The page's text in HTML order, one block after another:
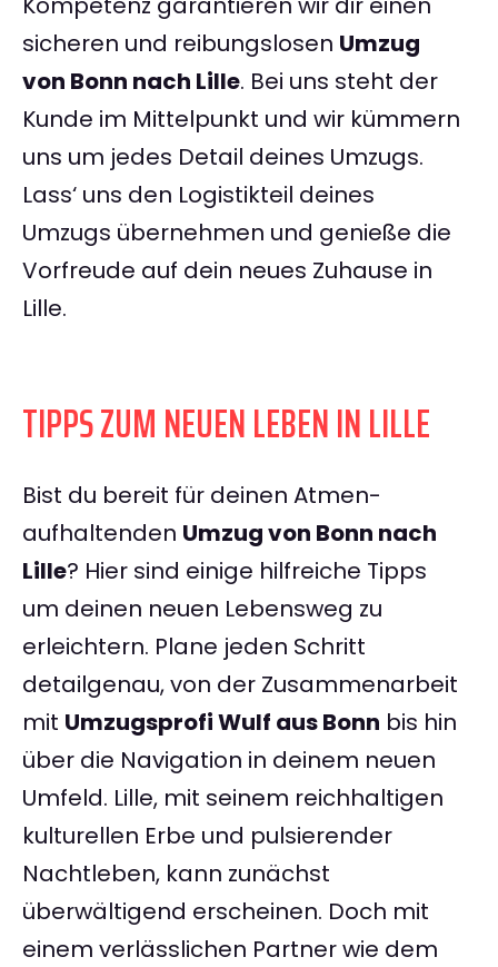
sicheren und reibungslosen Umzug
von Bonn nach Lille. Bei uns steht der
Kunde im Mittelpunkt und wir kümmern
uns um jedes Detail deines Umzugs.
Lass‘ uns den Logistikteil deines
Umzugs übernehmen und genieße die
Vorfreude auf dein neues Zuhause in
Lille.
TIPPS ZUM NEUEN LEBEN IN LILLE
Bist du bereit für deinen Atmen-
aufhaltenden Umzug von Bonn nach
Lille? Hier sind einige hilfreiche Tipps
um deinen neuen Lebensweg zu
erleichtern. Plane jeden Schritt
detailgenau, von der Zusammenarbeit
mit Umzugsprofi Wulf aus Bonn bis hin
über die Navigation in deinem neuen
Umfeld. Lille, mit seinem reichhaltigen
kulturellen Erbe und pulsierender
Nachtleben, kann zunächst
überwältigend erscheinen. Doch mit
einem verlässlichen Partner wie dem